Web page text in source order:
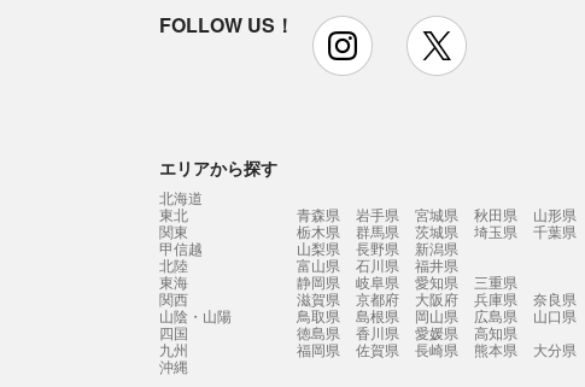
FOLLOW US！ instagram
エリアから探す
北海道
東北
青森県 岩手県 宮城県 秋田県 山形県
関東
栃木県 群馬県 茨城県 埼玉県 千葉県
甲信越
山梨県 長野県
新潟県
北陸
富山県 石川県
福井県
東海
静岡県 岐阜県 愛知県
三重県
関西
滋賀県 京都府 大阪府 兵庫県 奈良県
山陰・山陽
鳥取県 島根県 岡山県 広島県
山口県
四国
徳島県 香川県 愛媛県
高知県
九州
福岡県 佐賀県 長崎県 熊本県 大分県
沖縄